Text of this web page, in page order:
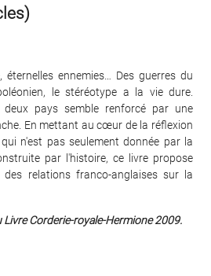
éternelles ennemies… Des guerres du
le stéréotype a la vie dure.
deux pays semble renforcé par une
En mettant au cœur de la réflexion
n'est pas seulement donnée par la
par l'histoire, ce livre propose
relations franco-anglaises sur la
Livre Corderie-royale-Hermione 2009.